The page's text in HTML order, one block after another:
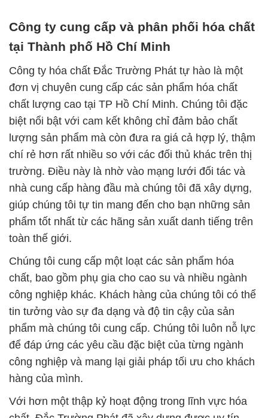
Công ty cung cấp và phân phối hóa chất
tại Thành phố Hồ Chí Minh
Công ty hóa chất Đắc Trường Phát tự hào là một
đơn vị chuyên cung cấp các sản phẩm hóa chất
chất lượng cao tại TP Hồ Chí Minh. Chúng tôi đặc
biệt nổi bật với cam kết không chỉ đảm bảo chất
lượng sản phẩm mà còn đưa ra giá cả hợp lý, thậm
chí rẻ hơn rất nhiều so với các đối thủ khác trên thị
trường. Điều này là nhờ vào mạng lưới đối tác và
nhà cung cấp hàng đầu mà chúng tôi đã xây dựng,
giúp chúng tôi tự tin mang đến cho bạn những sản
phẩm tốt nhất từ các hãng sản xuất danh tiếng trên
toàn thế giới.
Chúng tôi cung cấp một loạt các sản phẩm hóa
chất, bao gồm phụ gia cho cao su và nhiều ngành
công nghiệp khác. Khách hàng của chúng tôi có thể
tin tưởng vào sự đa dạng và độ tin cậy của sản
phẩm mà chúng tôi cung cấp. Chúng tôi luôn nỗ lực
để đáp ứng các yêu cầu đặc biệt của từng ngành
công nghiệp và mang lại giải pháp tối ưu cho khách
hàng của mình.
Với hơn một thập kỷ hoạt động trong lĩnh vực hóa